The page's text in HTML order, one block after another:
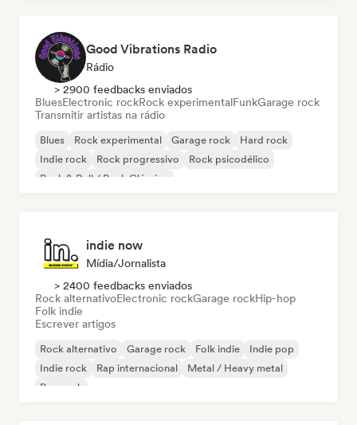
Good Vibrations Radio
Rádio
> 2900 feedbacks enviados
BluesElectronic rockRock experimentalFunkGarage rock
Transmitir artistas na rádio
Blues Rock experimental Garage rock
Hard rock
Indie rock
Rock progressivo
Rock psicodélico
Rock & Roll / Rock Clássico
indie now
Mídia/Jornalista
> 2400 feedbacks enviados
Rock alternativoElectronic rockGarage rockHip-hop
Folk indie
Escrever artigos
Rock alternativo Garage rock Folk indie
Indie pop
Indie rock
Rap internacional
Metal / Heavy metal
Pop rock